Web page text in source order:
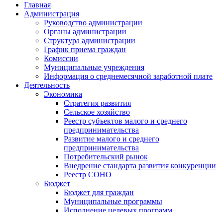
Главная
Администрация
Руководство администрации
Органы администрации
Структура администрации
График приема граждан
Комиссии
Муниципальные учреждения
Информация о среднемесячной заработной плате
Деятельность
Экономика
Стратегия развития
Сельское хозяйство
Реестр субъектов малого и среднего
предпринимательства
Развитие малого и среднего
предпринимательства
Потребительский рынок
Внедрение стандарта развития конкуренции
Реестр СОНО
Бюджет
Бюджет для граждан
Муниципальные программы
Исполнение целевых программ